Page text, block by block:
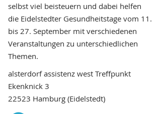
selbst viel beisteuern und dabei helfen
die Eidelstedter Gesundheitstage vom 11.
bis 27. September mit verschiedenen
Veranstaltungen zu unterschiedlichen
Themen.
alsterdorf assistenz west Treffpunkt
Ekenknick 3
22523 Hamburg (Eidelstedt)